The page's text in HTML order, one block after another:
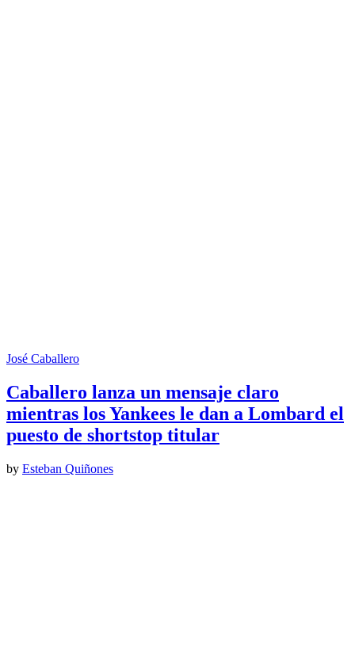
José Caballero
Caballero lanza un mensaje claro
mientras los Yankees le dan a Lombard el
puesto de shortstop titular
by Esteban Quiñones